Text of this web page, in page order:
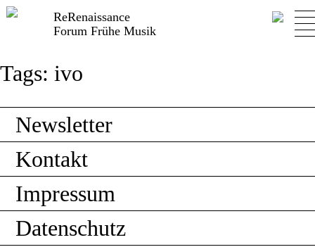
ReRenaissance
Forum Frühe Musik
Tags: ivo
Newsletter
Kontakt
Impressum
Datenschutz